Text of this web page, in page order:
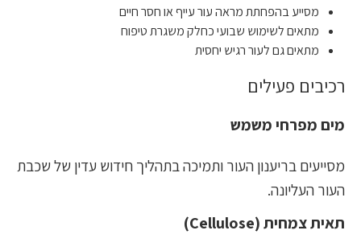
מסייע בהפחתת מראה עור עייף או חסר חיים
מתאים לשימוש שבועי כחלק משגרת טיפוח
מתאים גם לעור רגיש יחסית
רכיבים פעילים
מים מפרחי משמש
מסייעים בריענון העור ותמיכה בתהליך חידוש עדין של שכבת
העור העליונה.
תאית צמחית (Cellulose)